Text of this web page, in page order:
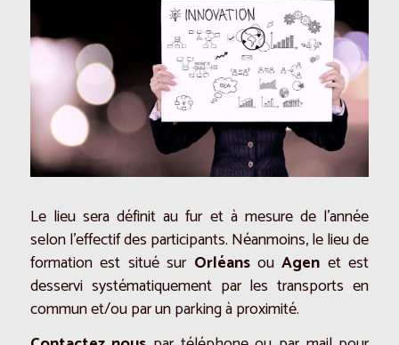
Le lieu sera définit au fur et à mesure de l’année
selon l’effectif des participants. Néanmoins, le lieu de
formation est situé sur OrléansouAgen et est
desservi systématiquement par les transports en
commun et/ou par un parking à proximité.